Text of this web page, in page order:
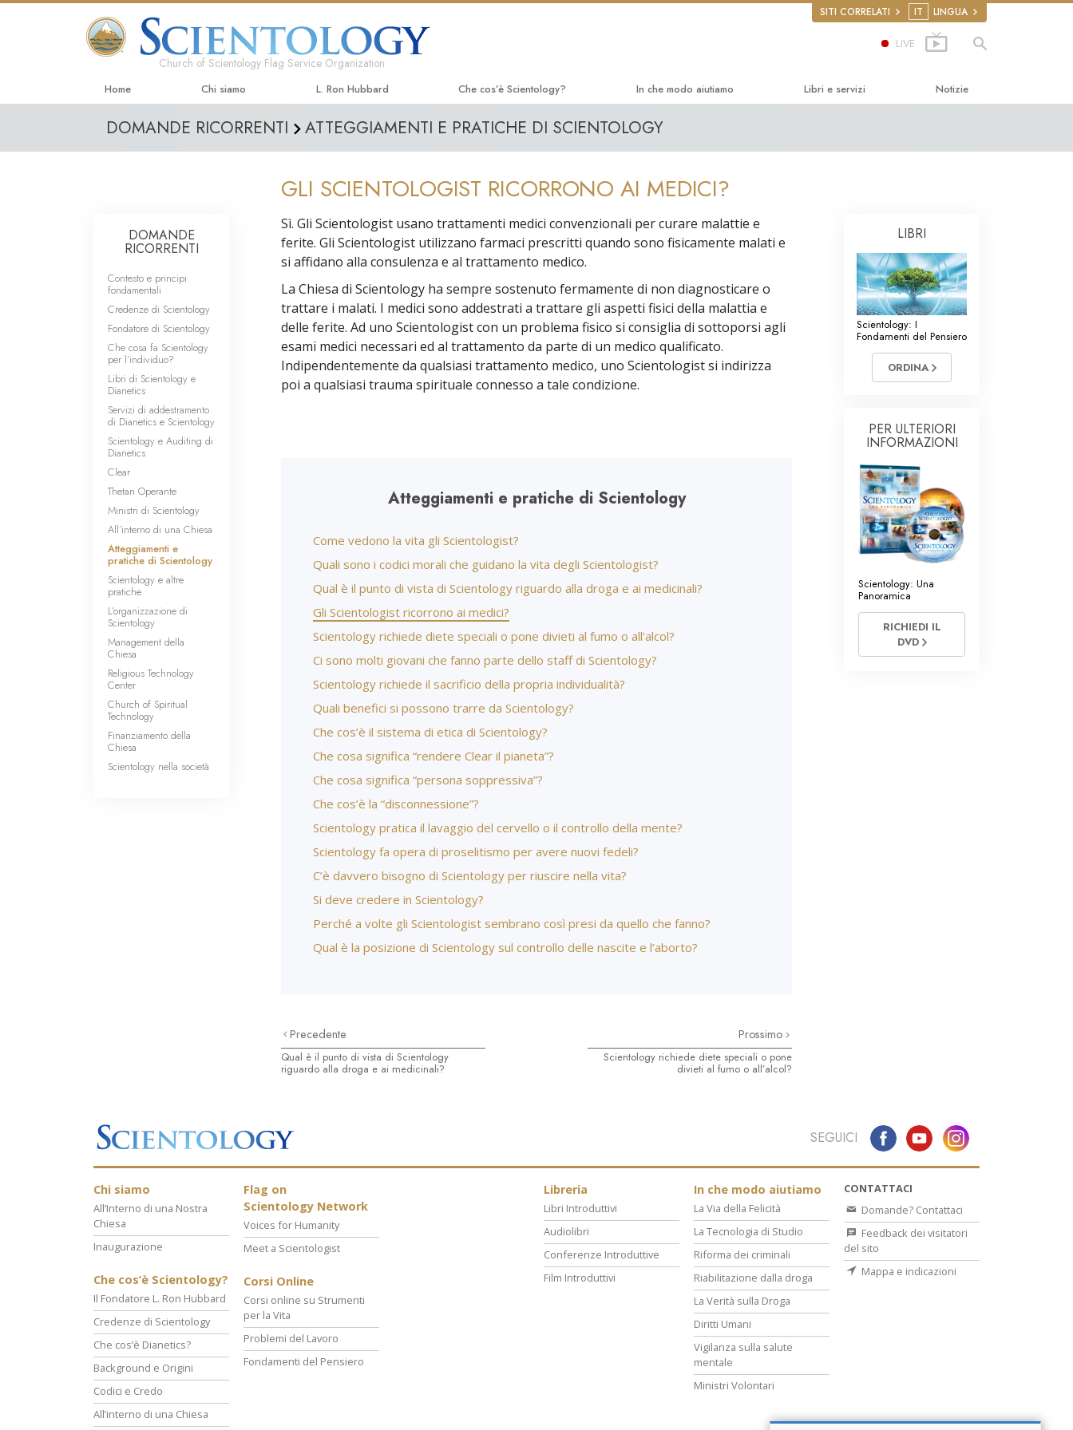
SITI CORRELATI IT LINGUA
Church of Scientology Flag Service Organization
LIVE
Home Chi siamo L. Ron Hubbard Che cos’è Scientology?
Credenze e pratiche
Che cosa dicono gli Scientologist
Incontra uno Scientologist
All’interno di una Chiesa
I Principi Fondamentali di Scientology
Un’Introduzione a Dianetics
Amore e Odio:
Che Cos’è la Grandezza?
In che modo aiutiamo
La Via della Felicità
Criminon
Narconon
Uniti per i Diritti Umani
Comitato dei Cittadini per i Diritti
Umani
Ministri Volontari di Scientology
Libri e servizi
Conferenze Introduttive
Film introduttivi
Notizie
DOMANDE RICORRENTI ATTEGGIAMENTI E PRATICHE DI SCIENTOLOGY
GLI SCIENTOLOGIST RICORRONO AI MEDICI?
Sì. Gli Scientologist usano trattamenti medici convenzionali per curare malattie e
ferite. Gli Scientologist utilizzano farmaci prescritti quando sono fisicamente malati e
si affidano alla consulenza e al trattamento medico.
La Chiesa di Scientology ha sempre sostenuto fermamente di non diagnosticare o
trattare i malati. I medici sono addestrati a trattare gli aspetti fisici della malattia e
delle ferite. Ad uno Scientologist con un problema fisico si consiglia di sottoporsi agli
esami medici necessari ed al trattamento da parte di un medico qualificato.
Indipendentemente da qualsiasi trattamento medico, uno Scientologist si indirizza
poi a qualsiasi trauma spirituale connesso a tale condizione.
Atteggiamenti e pratiche di Scientology
Come vedono la vita gli Scientologist?
Quali sono i codici morali che guidano la vita degli Scientologist?
Qual è il punto di vista di Scientology riguardo alla droga e ai medicinali?
Gli Scientologist ricorrono ai medici?
Scientology richiede diete speciali o pone divieti al fumo o all’alcol?
Ci sono molti giovani che fanno parte dello staff di Scientology?
Scientology richiede il sacrificio della propria individualità?
Quali benefici si possono trarre da Scientology?
Che cos’è il sistema di etica di Scientology?
Che cosa significa “rendere Clear il pianeta”?
Che cosa significa “persona soppressiva”?
Che cos’è la “disconnessione”?
Scientology pratica il lavaggio del cervello o il controllo della mente?
Scientology fa opera di proselitismo per avere nuovi fedeli?
C’è davvero bisogno di Scientology per riuscire nella vita?
Si deve credere in Scientology?
Perché a volte gli Scientologist sembrano così presi da quello che fanno?
Qual è la posizione di Scientology sul controllo delle nascite e l’aborto?
Precedente
Qual è il punto di vista di Scientology
riguardo alla droga e ai medicinali?
Prossimo
Scientology richiede diete speciali o pone
divieti al fumo o all’alcol?
DOMANDE
RICORRENTI
Contesto e principi
fondamentali
Credenze di Scientology
Fondatore di Scientology
Che cosa fa Scientology
per l’individuo?
Libri di Scientology e
Dianetics
Servizi di addestramento
di Dianetics e Scientology
Scientology e Auditing di
Dianetics
Clear
Thetan Operante
Ministri di Scientology
All’interno di una Chiesa
Atteggiamenti e
pratiche di Scientology
Scientology e altre
pratiche
L’organizzazione di
Scientology
Management della
Chiesa
Religious Technology
Center
Church of Spiritual
Technology
Finanziamento della
Chiesa
Scientology nella società
LIBRI
Scientology: I
Fondamenti del Pensiero
ORDINA
PER ULTERIORI
INFORMAZIONI
Scientology: Una
Panoramica
RICHIEDI IL
DVD
SEGUICI
Chi siamo
All’Interno di una Nostra
Chiesa
Inaugurazione
Che cos’è Scientology?
Il Fondatore L. Ron Hubbard
Credenze di Scientology
Che cos’è Dianetics?
Background e Origini
Codici e Credo
All’interno di una Chiesa
Flag on
Scientology Network
Voices for Humanity
Meet a Scientologist
Corsi Online
Corsi online su Strumenti
per la Vita
Problemi del Lavoro
Fondamenti del Pensiero
Libreria
Libri Introduttivi
Audiolibri
Conferenze Introduttive
Film Introduttivi
In che modo aiutiamo
La Via della Felicità
La Tecnologia di Studio
Riforma dei criminali
Riabilitazione dalla droga
La Verità sulla Droga
Diritti Umani
Vigilanza sulla salute
mentale
Ministri Volontari
CONTATTACI
Domande? Contattaci
Feedback dei visitatori
del sito
Mappa e indicazioni